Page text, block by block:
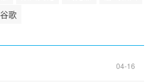
谷歌
04-16